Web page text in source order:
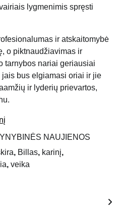
lygmenimis spręsti
ir atskaitomybė
o piktnaudžiavimas ir
tarnybos nariai geriausiai
bus elgiamasi oriai ir jie
ir lyderių prievartos,
NAUJIENOS
, Billas, karinį,
, veika